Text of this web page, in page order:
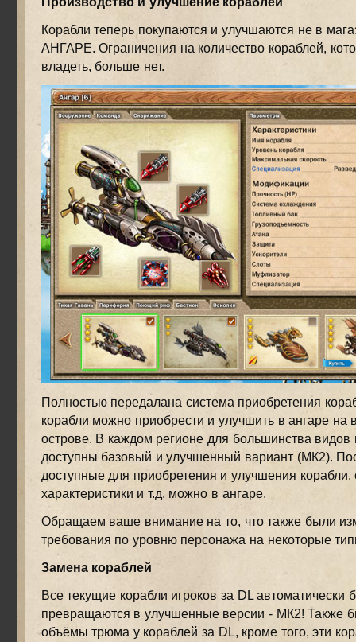
Корабли теперь покупаются и улучшаются не в
АНГАРЕ. Ограничения на количество кораблей,
владеть, больше нет.
Полностью передалана система приобретения
корабли можно приобрести и улучшить в ангаре
острове. В каждом регионе для большинства видов
доступны базовый и улучшенный вариант (МК2).
доступные для приобретения и улучшения корабли,
характеристики и т.д. можно в ангаре.
Обращаем ваше внимание на то, что также были
требования по уровню персонажа на некоторые
Замена кораблей
Все текущие корабли игроков за DL автоматически
превращаются в улучшенные версии - МК2! Также
объёмы трюма у кораблей за DL, кроме того, эти